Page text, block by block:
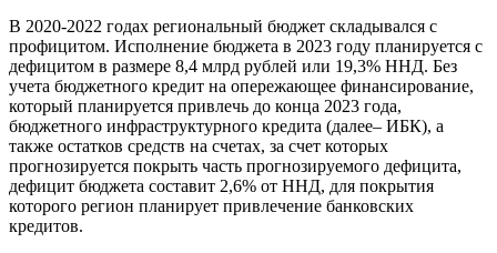
В 2020-2022 годах региональный бюджет складывался с
профицитом. Исполнение бюджета в 2023 году планируется с
дефицитом в размере 8,4 млрд рублей или 19,3% ННД. Без
учета бюджетного кредит на опережающее финансирование,
который планируется привлечь до конца 2023 года,
бюджетного инфраструктурного кредита (далее– ИБК), а
также остатков средств на счетах, за счет которых
прогнозируется покрыть часть прогнозируемого дефицита,
дефицит бюджета составит 2,6% от ННД, для покрытия
которого регион планирует привлечение банковских
кредитов.